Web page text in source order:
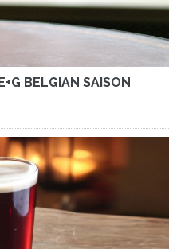
BELGIAN SAISON